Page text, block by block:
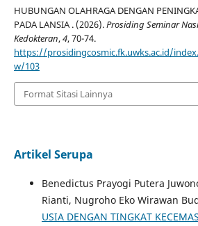
HUBUNGAN OLAHRAGA DENGAN
PADA LANSIA . (2026).Prosiding Seminar
Kedokteran,4, 70-74.
https://prosidingcosmic.fk.uwks.ac.id/
w/103
Format Sitasi Lainnya
Artikel Serupa
Benedictus Prayogi Putera
Rianti, Nugroho Eko Wirawan
USIA DENGAN TINGKAT